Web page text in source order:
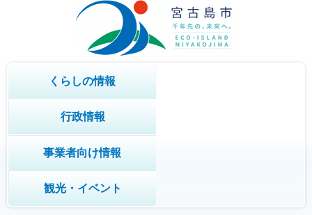
くらしの情報
行政情報
事業者向け情報
観光・イベント